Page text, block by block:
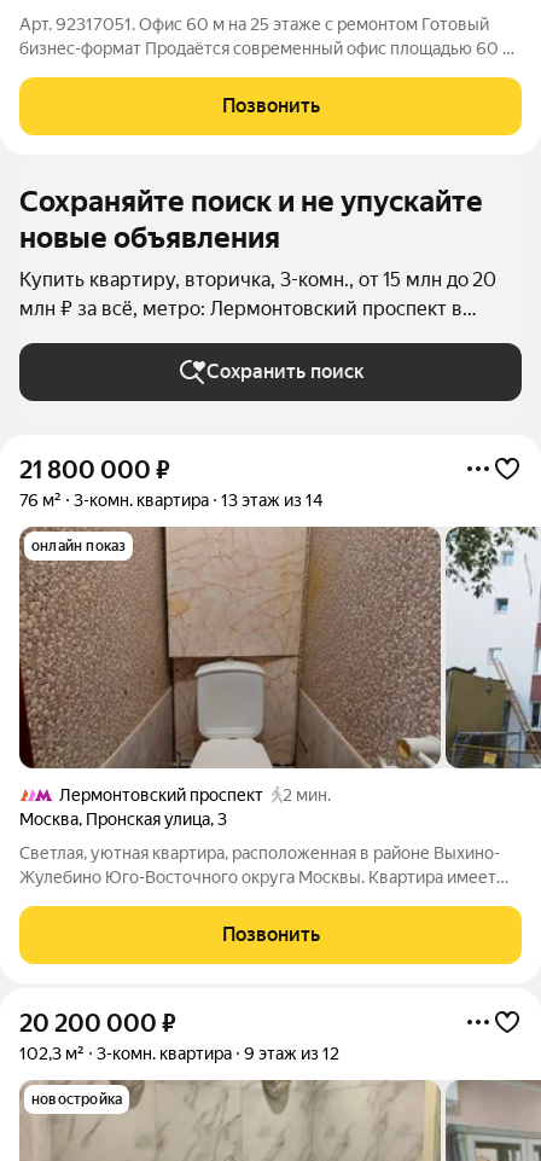
Арт. 92317051. Офис 60 м на 25 этаже с ремонтом Готовый
бизнес-формат Продаётся современный офис площадью 60 м
Отделение, 65. Отличный вариант для компании, которая ищет
готовое пространство для
Позвонить
Сохраняйте поиск и не упускайте
новые объявления
Купить квартиру, вторичка, 3-комн., от 15 млн до 20
млн ₽ за всё, метро: Лермонтовский проспект в
Москве и МО
Сохранить поиск
21 800 000 ₽
76 м² 3-комн. квартира 13 этаж из 14
онлайн показ
Лермонтовский проспект
2 мин.
Москва, Пронская улица,3
Светлая, уютная квартира, расположенная в районе Выхино-
Жулебино Юго-Восточного округа Москвы. Квартира имеет
подойдет как для сдачи в аренду, так и для собственного
проживания; - Большая 3-х
Позвонить
20 200 000 ₽
102,3 м² 3-комн. квартира 9 этаж из 12
новостройка